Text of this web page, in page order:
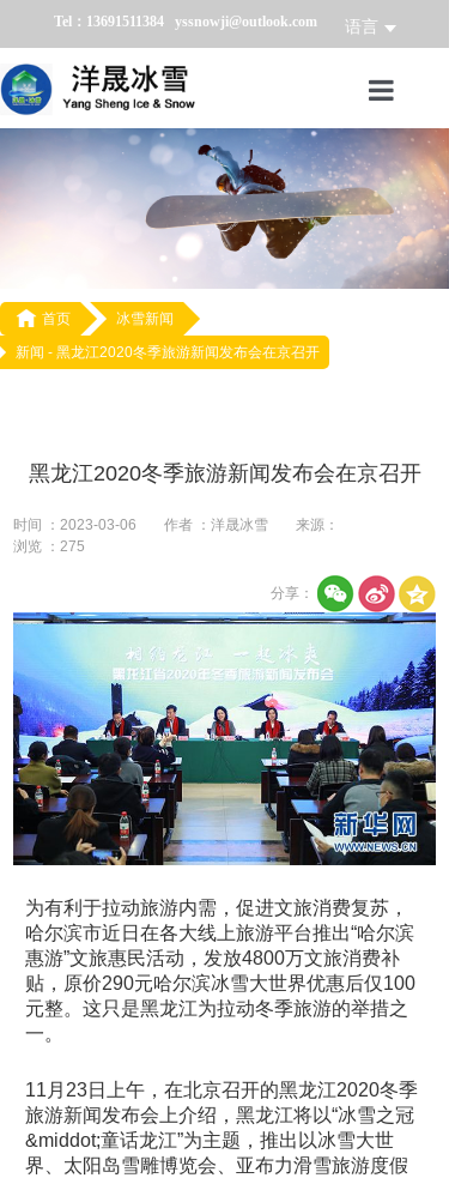
Tel：13691511384 yssnowji@outlook.com 语言
首页
冰雪产品
冰雪业务
 首页
冰雪新闻
新闻 - 黑龙江2020冬季旅游新闻发布会在京召开
黑龙江2020冬季旅游新闻发布会在京召开
时间 ：2023-03-06 作者 ：洋晟冰雪
来源：
浏览 ：275
分享：
为有利于拉动旅游内需，促进文旅消费复苏，
哈尔滨市近日在各大线上旅游平台推出“哈尔滨
惠游”文旅惠民活动，发放4800万文旅消费补
贴，原价290元哈尔滨冰雪大世界优惠后仅100
元整。这只是黑龙江为拉动冬季旅游的举措之
一。
11月23日上午，在北京召开的黑龙江2020冬季
旅游新闻发布会上介绍，黑龙江将以“冰雪之冠
&middot;童话龙江”为主题，推出以冰雪大世
界、太阳岛雪雕博览会、亚布力滑雪旅游度假